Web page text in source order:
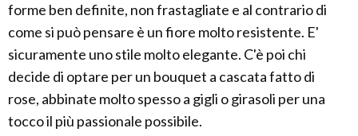
forme ben definite, non frastagliate e al contrario di
come si può pensare è un fiore molto resistente. E'
sicuramente uno stile molto elegante. C'è poi chi
decide di optare per un bouquet a cascata fatto di
rose, abbinate molto spesso a gigli o girasoli per una
tocco il più passionale possibile.